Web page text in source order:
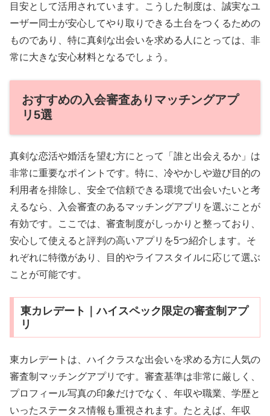
目安として活用されています。こうした制度は、誠実なユ
ーザー同士が安心してやり取りできる土台をつくるための
ものであり、特に真剣な出会いを求める人にとっては、非
常に大きな安心材料となるでしょう。
おすすめの入会審査ありマッチングアプ
リ5選
真剣な恋活や婚活を望む方にとって「誰と出会えるか」は
非常に重要なポイントです。特に、冷やかしや遊び目的の
利用者を排除し、安全で信頼できる環境で出会いたいと考
えるなら、入会審査のあるマッチングアプリを選ぶことが
有効です。ここでは、審査制度がしっかりと整っており、
安心して使えると評判の高いアプリを5つ紹介します。そ
れぞれに特徴があり、目的やライフスタイルに応じて選ぶ
ことが可能です。
東カレデート｜ハイスペック限定の審査制アプ
リ
東カレデートは、ハイクラスな出会いを求める方に人気の
審査制マッチングアプリです。審査基準は非常に厳しく、
プロフィール写真の印象だけでなく、年収や職業、学歴と
いったステータス情報も重視されます。たとえば、年収